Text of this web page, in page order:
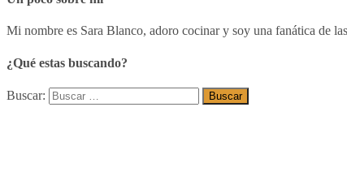
Mi nombre es Sara Blanco, adoro cocinar y soy una fanática de
¿Qué estas buscando?
Buscar: